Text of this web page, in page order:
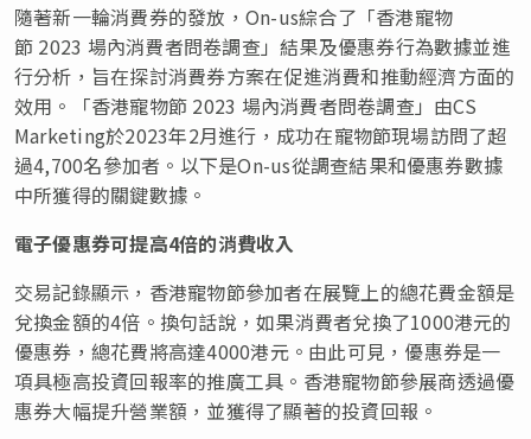
隨著新一輪消費券的發放，On-us綜合了「香港寵物
節 2023 場內消費者問卷調查」結果及優惠券行為數據並進
行分析，旨在探討消費券方案在促進消費和推動經濟方面的
效用。「香港寵物節 2023 場內消費者問卷調查」由CS
Marketing於2023年2月進行，成功在寵物節現場訪問了超
過4,700名參加者。以下是On-us從調查結果和優惠券數據
中所獲得的關鍵數據。
電子優惠券可提高4倍的消費收入
交易記錄顯示，香港寵物節參加者在展覽上的總花費金額是
兌換金額的4倍。換句話說，如果消費者兌換了1000港元的
優惠券，總花費將高達4000港元。由此可見，優惠券是一
項具極高投資回報率的推廣工具。香港寵物節參展商透過優
惠券大幅提升營業額，並獲得了顯著的投資回報。